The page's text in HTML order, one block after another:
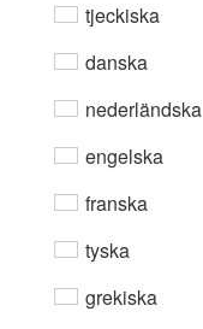
tjeckiska
danska
nederländska
engelska
franska
tyska
grekiska